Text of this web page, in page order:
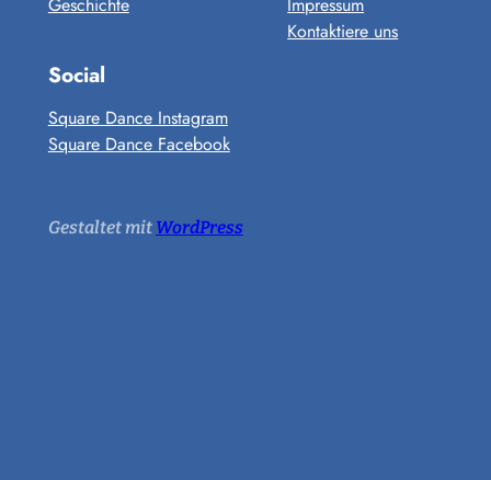
Kontaktiere uns
Social
Square Dance Instagram
Square Dance Facebook
Gestaltet mit WordPress